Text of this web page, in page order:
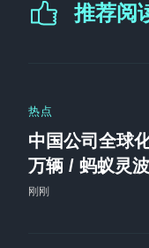
推荐阅
热点
中国公司全球
万辆 / 蚂蚁灵
刚刚